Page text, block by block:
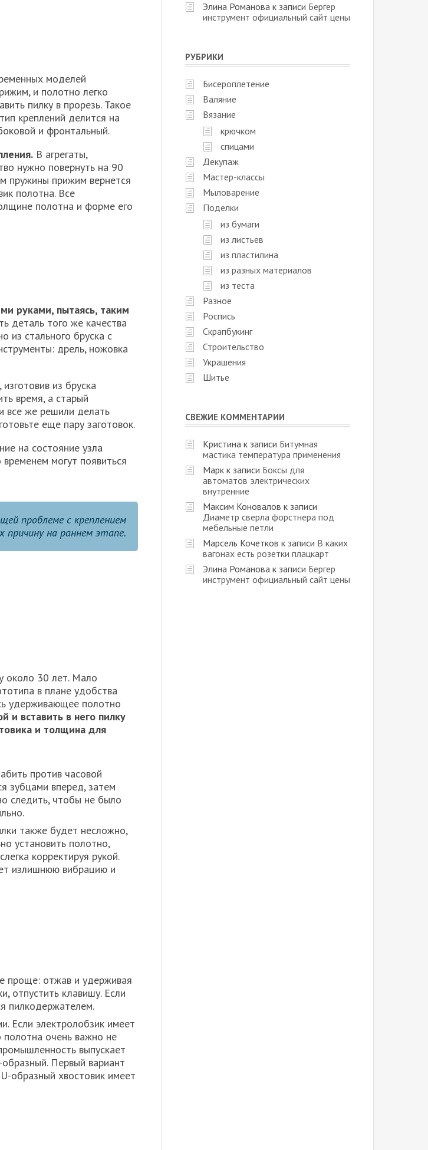
моделей
и полотно легко
пилку в прорезь. Такое
креплений делится на
и фронтальный.
В агрегаты,
нужно повернуть на 90
пружины прижим вернется
полотна. Все
полотна и форме его
руками, пытаясь, таким
деталь того же качества
из стального бруска с
дрель, ножовка
из бруска
время, а старый
все же решили делать
еще пару заготовок.
на состояние узла
могут появиться
проблеме с креплением
причину на раннем этапе.
около 30 лет. Мало
в плане удобства
удерживающее полотно
и вставить в него пилку
и толщина для
против часовой
зубцами вперед, затем
следить, чтобы не было
также будет несложно,
установить полотно,
корректируя рукой.
излишнюю вибрацию и
проще: отжав и удерживая
отпустить клавишу. Если
пилкодержателем.
Если электролобзик имеет
полотна очень важно не
выпускает
Первый вариант
образный хвостовик имеет
Элина Романова к записи Бергер
инструмент официальный сайт цены
РУБРИКИ
Бисероплетение
Валяние
Вязание
крючком
спицами
Декупаж
Мастер-классы
Мыловарение
Поделки
из бумаги
из листьев
из пластилина
из разных материалов
из теста
Разное
Роспись
Скрапбукинг
Строительство
Украшения
Шитье
СВЕЖИЕ КОММЕНТАРИИ
Кристина к записи Битумная
мастика температура применения
Марк к записи Боксы для
автоматов электрических
внутренние
Максим Коновалов к записи
Диаметр сверла форстнера под
мебельные петли
Марсель Кочетков к записи В каких
вагонах есть розетки плацкарт
Элина Романова к записи Бергер
инструмент официальный сайт цены